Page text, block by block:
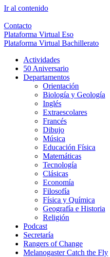
Ir al contenido
Contacto
Plataforma Virtual Eso
Plataforma Virtual Bachillerato
Actividades
50 Aniversario
Departamentos
Orientación
Biología y Geología
Inglés
Extraescolares
Francés
Dibujo
Música
Educación Física
Matemáticas
Tecnología
Clásicas
Economía
Filosofía
Física y Química
Geografía e Historia
Religión
Podcast
Secretaría
Rangers of Change
Melanogaster Catch the Fly